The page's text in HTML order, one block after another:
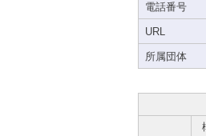
電話番号
URL
所属団体